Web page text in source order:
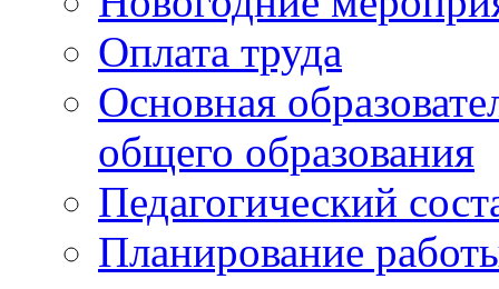
Оплата труда
Основная
общего образования
Педагогический
Планирование